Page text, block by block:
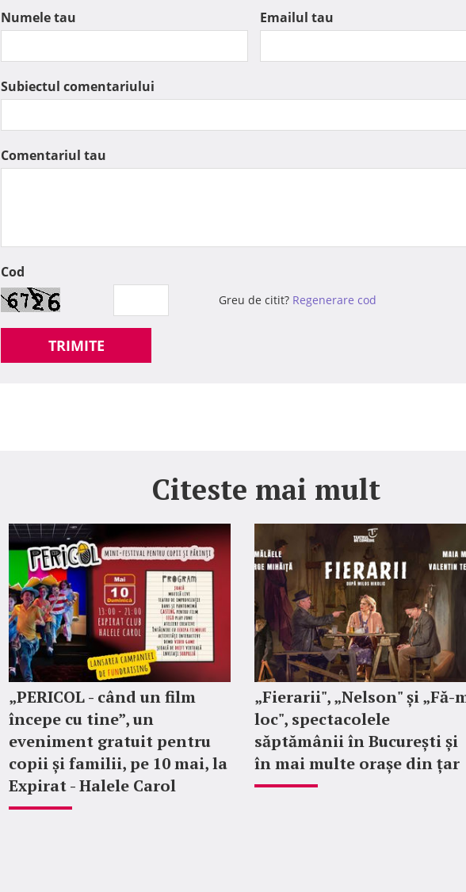
Numele tau Emailul tau
Subiectul comentariului
Comentariul tau
Cod
Greu de citit? Regenerare cod
TRIMITE
Citeste mai mult
„PERICOL - când un film
începe cu tine”, un
eveniment gratuit pentru
copii și familii, pe 10 mai, la
Expirat - Halele Carol
„Fierarii", „Nelson" și „Fă-
loc", spectacolele
săptămânii în București și
în mai multe orașe din țar